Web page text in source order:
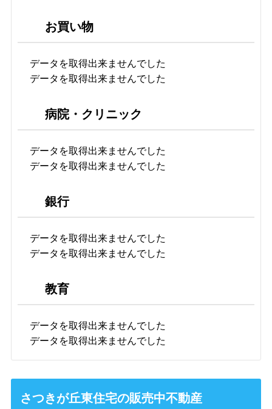
お買い物
データを取得出来ませんでした
データを取得出来ませんでした
病院・クリニック
データを取得出来ませんでした
データを取得出来ませんでした
銀行
データを取得出来ませんでした
データを取得出来ませんでした
教育
データを取得出来ませんでした
データを取得出来ませんでした
さつきが丘東住宅の販売中不動産